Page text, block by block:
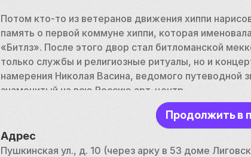
Потом кто-то из ветеранов движения хиппи
память о первой коммуне хиппи, которая
«Битлз». После этого двор стал битломанской
только службы и религиозные ритуалы, но и
намерения Николая Васина, ведомого
знаменитый на всю Россию арт-центр.
Продолжить в
Адрес
Пушкинская ул., д. 10 (через арку в 53 доме